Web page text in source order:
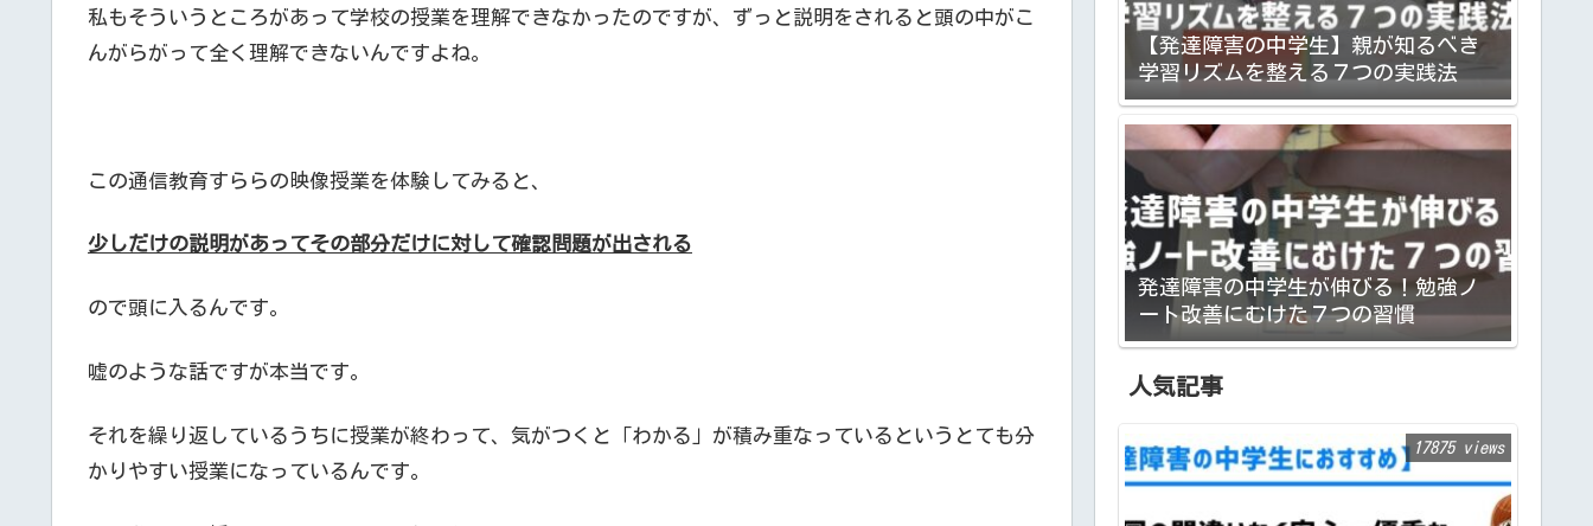
私もそういうところがあって学校の授業を理解できなかったのですが、ずっと説明をされると頭の中がこ
んがらがって全く理解できないんですよね。
この通信教育すららの映像授業を体験してみると、
少しだけの説明があってその部分だけに対して確認問題が出される
ので頭に入るんです。
嘘のような話ですが本当です。
それを繰り返しているうちに授業が終わって、気がつくと「わかる」が積み重なっているというとても分
かりやすい授業になっているんです。
【発達障害の中学生】親が知るべき
学習リズムを整える７つの実践法
発達障害の中学生が伸びる！勉強ノ
ート改善にむけた７つの習慣
人気記事
17875 views